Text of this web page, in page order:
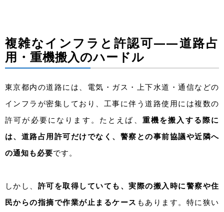
複雑なインフラと許認可――道路占
用・重機搬入のハードル
東京都内の道路には、電気・ガス・上下水道・通信などの
インフラが密集しており、工事に伴う道路使用には複数の
許可が必要になります。たとえば、 重機を搬入する際に
は、道路占用許可だけでなく、警察との事前協議や近隣へ
の通知も必要です。
しかし、 許可を取得していても、実際の搬入時に警察や住
民からの指摘で作業が止まるケース もあります。特に狭い